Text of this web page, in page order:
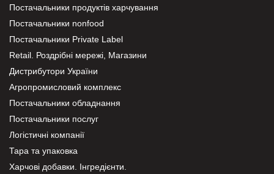
Постачальники продуктів харчування
Постачальники nonfood
Постачальники Private Label
Retail. Роздрібні мережі, Магазини
Дистрибутори України
Агропромисловий комплекс
Постачальники обладнання
Постачальники послуг
Логістичні компанії
Тара та упаковка
Харчові добавки. Інгредієнти.